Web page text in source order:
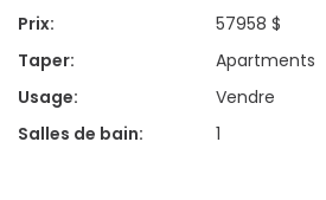
Prix:
57958 $
Taper:
Apartments
Usage:
Vendre
Salles de bain: 1